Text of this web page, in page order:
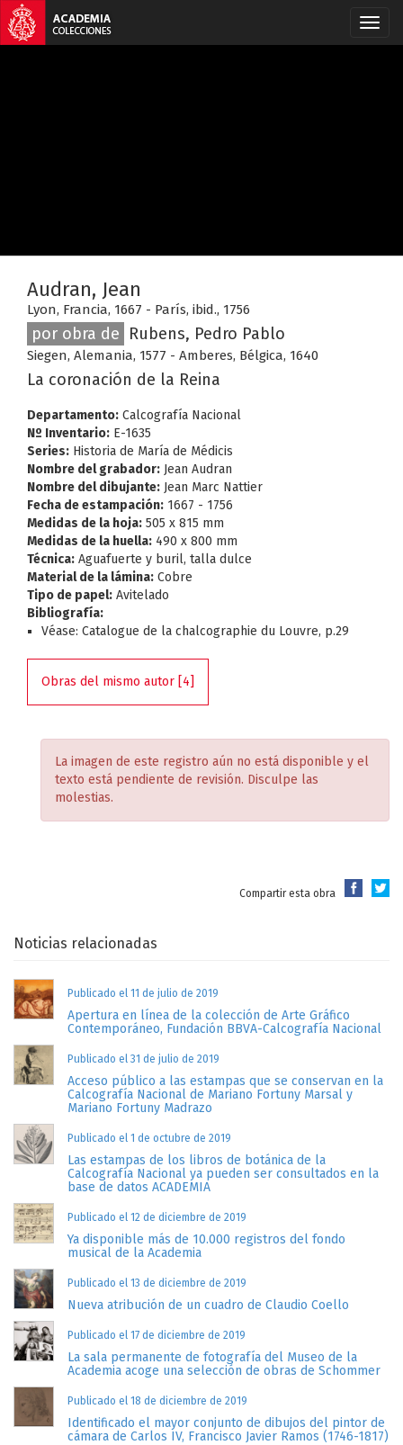
Audran, Jean
Lyon, Francia, 1667 - París, ibid., 1756
por obra de Rubens, Pedro Pablo
Siegen, Alemania, 1577 - Amberes, Bélgica, 1640
La coronación de la Reina
Departamento: Calcografía Nacional
Nº Inventario: E-1635
Series: Historia de María de Médicis
Nombre del grabador: Jean Audran
Nombre del dibujante: Jean Marc Nattier
Fecha de estampación: 1667 - 1756
Medidas de la hoja: 505 x 815 mm
Medidas de la huella: 490 x 800 mm
Técnica: Aguafuerte y buril, talla dulce
Material de la lámina: Cobre
Tipo de papel: Avitelado
Bibliografía:
Véase: Catalogue de la chalcographie du Louvre, p.29
Obras del mismo autor [4]
La imagen de este registro aún no está disponible y el
texto está pendiente de revisión. Disculpe las
molestias.
Compartir esta obra
Noticias relacionadas
Publicado el 11 de julio de 2019
Apertura en línea de la colección de Arte Gráfico
Contemporáneo, Fundación BBVA-Calcografía Nacional
Publicado el 31 de julio de 2019
Acceso público a las estampas que se conservan en la
Calcografía Nacional de Mariano Fortuny Marsal y
Mariano Fortuny Madrazo
Publicado el 1 de octubre de 2019
Las estampas de los libros de botánica de la
Calcografía Nacional ya pueden ser consultados en la
base de datos ACADEMIA
Publicado el 12 de diciembre de 2019
Ya disponible más de 10.000 registros del fondo
musical de la Academia
Publicado el 13 de diciembre de 2019
Nueva atribución de un cuadro de Claudio Coello
Publicado el 17 de diciembre de 2019
La sala permanente de fotografía del Museo de la
Academia acoge una selección de obras de Schommer
Publicado el 18 de diciembre de 2019
Identificado el mayor conjunto de dibujos del pintor de
cámara de Carlos IV, Francisco Javier Ramos (1746-1817)